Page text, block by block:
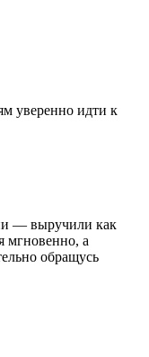
уверенно идти к
— выручили как
мгновенно, а
обращусь